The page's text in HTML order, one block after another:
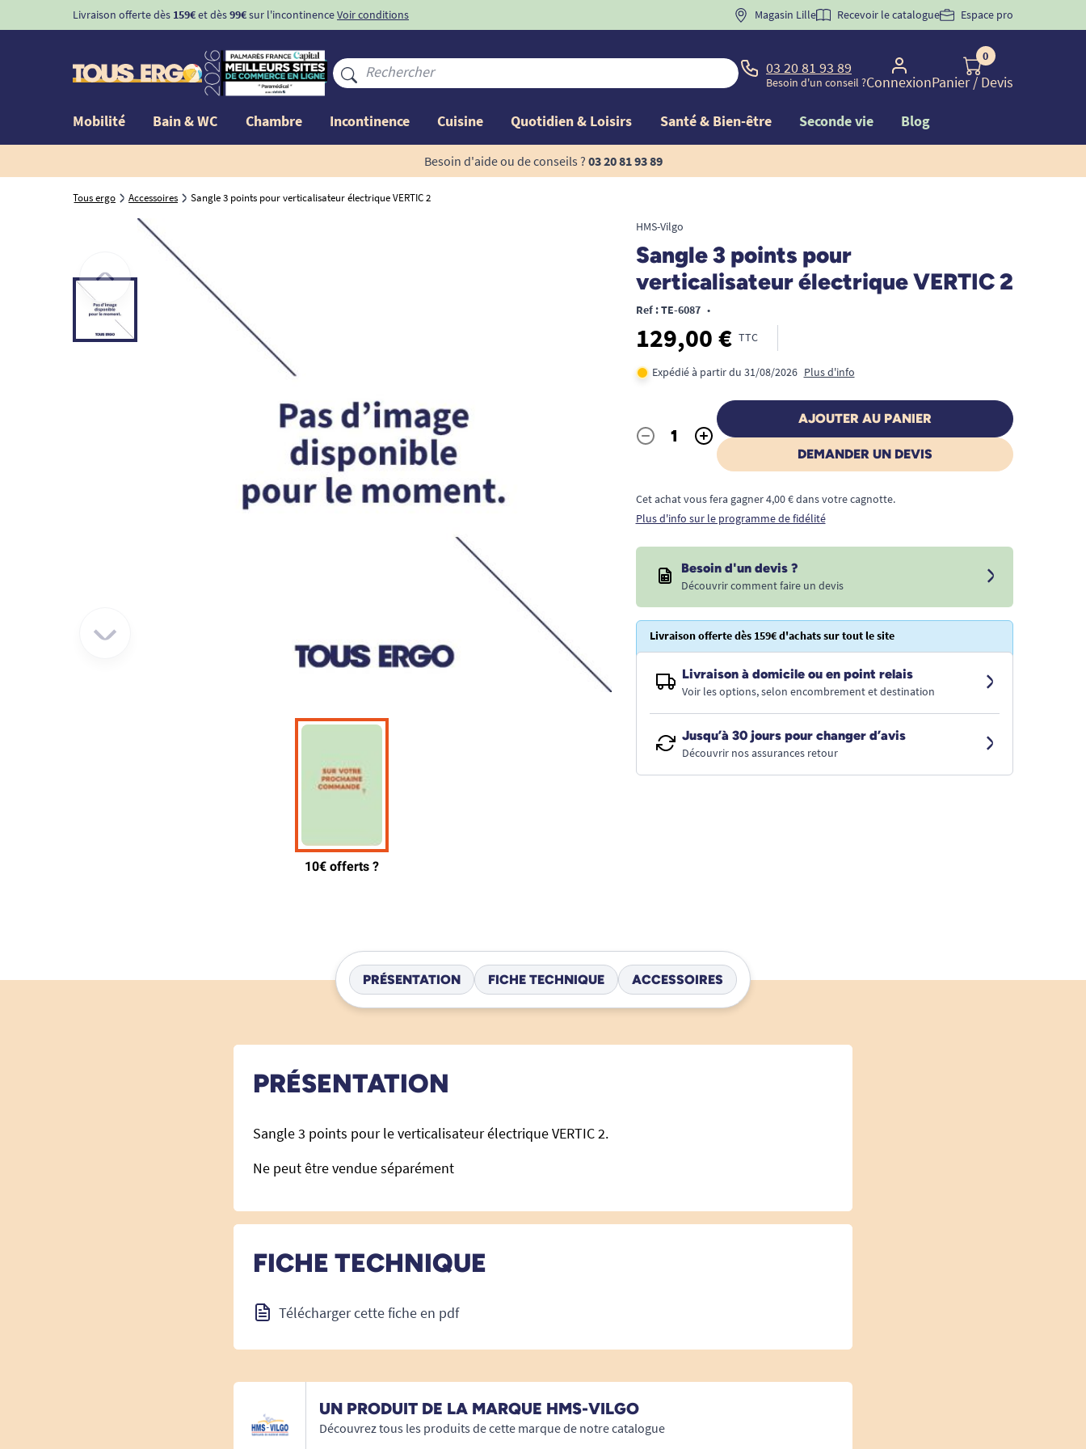
Livraison offerte dès 159€et dès99€sur l'incontinenceVoir conditions BIENVENUE" pourla 1ère commande d'incontinence
Magasin Lille Recevoir le catalogue Espace pro
03 20 81 93 89
Besoin d'un conseil ?Connexion
0
Panier/ Devis
Mobilité Bain & WC Chambre Incontinence Cuisine Quotidien & Loisirs Santé & Bien-être Seconde vie Blog
Besoin d'aide ou de conseils ? 03 20 81 93 89
Tous ergo Accessoires Sangle 3 points pour verticalisateur électrique VERTIC 2
HMS-Vilgo
Sangle 3 points pour
verticalisateur électrique VERTIC 2
Ref : TE-6087 •
129,00 € TTC
Expédié à partir du 31/08/2026 Plus d'info
Quantité
- +
AJOUTER AU PANIER
DEMANDER UN DEVIS
Cet achat vous fera gagner 4,00 € dans votre cagnotte.
Plus d'info sur le programme de fidélité
Besoin d'un devis ?
Découvrir comment faire un devis
Livraison offerte dès 159€ d'achats sur tout le site
Livraison à domicile ou en point relais
Voir les options, selon encombrement et destination
Jusqu’à 30 jours pour changer d’avis
Découvrir nos assurances retour
PRÉSENTATION FICHE TECHNIQUE ACCESSOIRES
PRÉSENTATION
Sangle 3 points pour le verticalisateur électrique VERTIC 2.
Ne peut être vendue séparément
FICHE TECHNIQUE
Télécharger cette fiche en pdf
UN PRODUIT DE LA MARQUE HMS-VILGO
Découvrez tous les produits de cette marque de notre catalogue